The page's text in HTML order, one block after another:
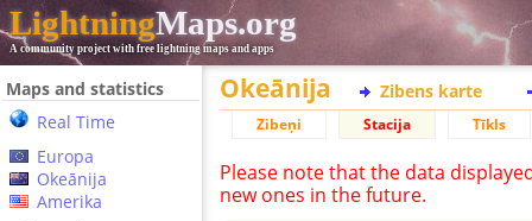
LightningMaps.org
A community project with free lightning maps and apps
Maps and statistics
Real Time
Europa
Okeānija
Amerika
Okeānija Zibens karte
Zibeņi Stacija Tīkls
Please note that the data
new ones in the future.